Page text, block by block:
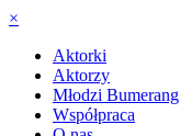
×
Aktorki
Aktorzy
Młodzi Bumerang
Współpraca